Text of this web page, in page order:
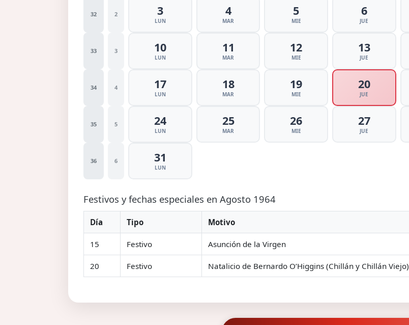
32 2 3
LUN
4
MAR
5
MIE
6
JUE
33 3 10
LUN
11
MAR
12
MIE
13
JUE
34 4 17
LUN
18
MAR
19
MIE
20
JUE
35 5 24
LUN
25
MAR
26
MIE
27
JUE
36 6 31
LUN
Festivos y fechas especiales en Agosto 1964
Día Tipo Motivo
15 Festivo Asunción de la Virgen
20 Festivo Natalicio de Bernardo O’Higgins (Chillán y Chillán Viejo)